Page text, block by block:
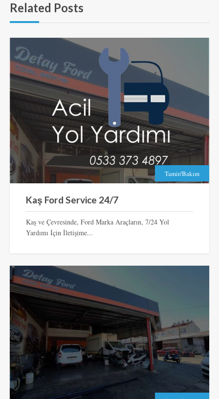
Related Posts
Tamir/Bakım
Kaş Ford Service 24/7
Kaş ve Çevresinde, Ford Marka Araçların, 7/24 Yol
Yardımı İçin İletişime...